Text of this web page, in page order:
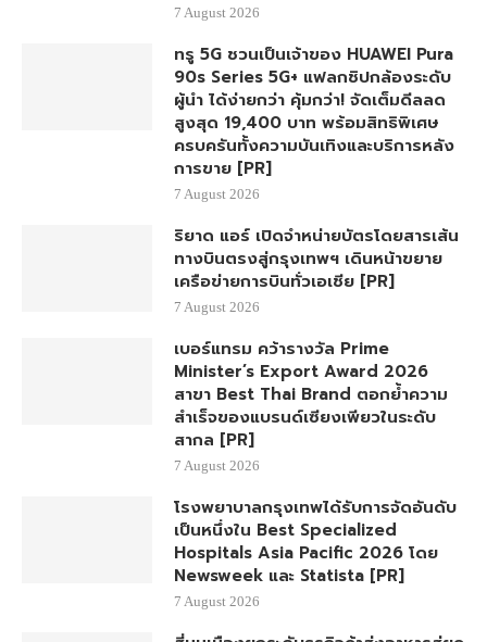
7 August 2026
ทรู 5G ชวนเป็นเจ้าของ HUAWEI Pura
90s Series 5G+ แฟลกชิปกล้องระดับ
ผู้นำ ได้ง่ายกว่า คุ้มกว่า! จัดเต็มดีลลด
สูงสุด 19,400 บาท พร้อมสิทธิพิเศษ
ครบครันทั้งความบันเทิงและบริการหลัง
การขาย [PR]
7 August 2026
ริยาด แอร์ เปิดจำหน่ายบัตรโดยสารเส้น
ทางบินตรงสู่กรุงเทพฯ เดินหน้าขยาย
เครือข่ายการบินทั่วเอเชีย [PR]
7 August 2026
เบอร์แทรม คว้ารางวัล Prime
Minister’s Export Award 2026
สาขา Best Thai Brand ตอกย้ำความ
สำเร็จของแบรนด์เซียงเพียวในระดับ
สากล [PR]
7 August 2026
โรงพยาบาลกรุงเทพได้รับการจัดอันดับ
เป็นหนึ่งใน Best Specialized
Hospitals Asia Pacific 2026 โดย
Newsweek และ Statista [PR]
7 August 2026